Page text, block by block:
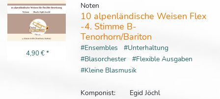
4,90 €*
Noten
10 alpenländische Weisen Flex
-4. Stimme B-
Tenorhorn/Bariton
#Ensembles
#Unterhaltung
#Blasorchester
#Flexible Ausgaben
#Kleine Blasmusik
Komponist: Egid Jöchl